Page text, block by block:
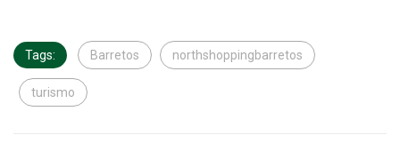
Tags: Barretos northshoppingbarretos
turismo